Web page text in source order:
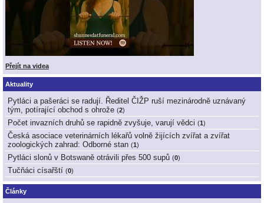
Přejít na videa
Aktuality
Pytláci a pašeráci se radují. Ředitel ČIŽP ruší mezinárodně uznávaný
tým, potírající obchod s ohrože (2)
Počet invazních druhů se rapidně zvyšuje, varují vědci (1 )
Česká asociace veterinárních lékařů volně žijících zvířat a zvířat
zoologických zahrad: Odborné stan (1 )
Pytláci slonů v Botswaně otrávili přes 500 supů (0)
Tučňáci císařští (0)
Články